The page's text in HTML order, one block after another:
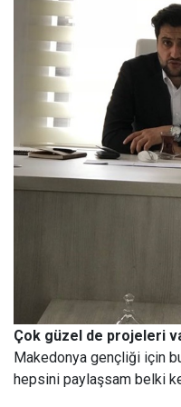
Çok güzel de projeleri
Makedonya gençliği için
hepsini paylaşsam belki